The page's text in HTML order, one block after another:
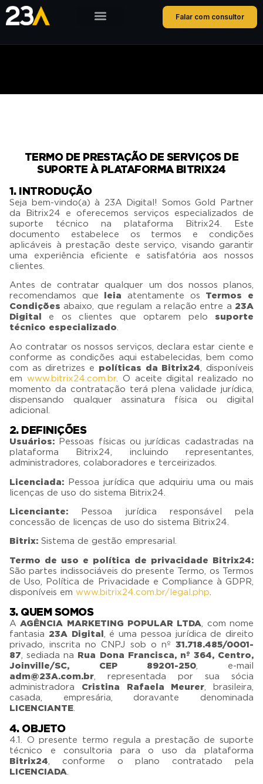
Falar com consultor
TERMO DE PRESTAÇÃO DE SERVIÇOS DE
SUPORTE À PLATAFORMA BITRIX24
1. INTRODUÇÃO
Seja bem-vindo(a) à 23A Digital! Somos Gold Partner
da Bitrix24 e oferecemos serviços especializados de
suporte técnico na plataforma Bitrix24. Este
documento estabelece os termos e condições
aplicáveis à prestação deste serviço, visando garantir
uma experiência eficiente e satisfatória aos nossos
clientes.
Antes de contratar qualquer um dos nossos planos,
recomendamos que
leia atentamente os Termos e
Condições abaixo, que regulam a relação entre a 23A
Digital
e os clientes que optarem pelo suporte
técnico especializado.
Ao contratar os nossos serviços, declara estar ciente e
conforme as condições aqui estabelecidas, bem como
com as diretrizes e políticas da Bitrix24, disponíveis
em www.bitrix24.com.br. O aceite digital realizado no
momento da contratação terá plena validade jurídica,
dispensando qualquer assinatura física ou digital
adicional.
2. DEFINIÇÕES
Usuários: Pessoas físicas ou jurídicas cadastradas na
plataforma Bitrix24, incluindo representantes,
administradores, colaboradores e terceirizados.
Licenciada: Pessoa jurídica que adquiriu uma ou mais
licenças de uso do sistema Bitrix24
Licenciante: Pessoa jurídica responsável pela
concessão de licenças de uso do sistema Bitrix24.
Bitrix: Sistema de gestão empresarial.
Termo de uso e política de privacidade Bitrix24:
São partes indissociáveis do presente Termo, os Termos
de Uso, Política de Privacidade e Compliance à GDPR,
disponíveis em www.bitrix24.com.br/legal.php.
3. QUEM SOMOS
AAGÊNCIA MARKETING POPULAR LTDA, com nome
fantasia 23A Digital, é uma pessoa jurídica de direito
privado, inscrita no CNPJ sob o nº 31.718.485/0001-
87, sediada na Rua Dona Francisca, nº 364, Centro,
Joinville/SC, CEP 89201-250, e-mail
adm@23A.com.br, representada por sua sócia
administradora Cristina Rafaela Meurer, brasileira,
casada, empresária, doravante denominada
LICENCIANTE.
4. OBJETO
4.1. O presente termo regula a prestação de suporte
técnico e consultoria para o uso da plataforma
Bitrix24 , conforme o plano contratado pela
LICENCIADA